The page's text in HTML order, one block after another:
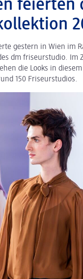
feierten
gestern in Wien im
dm friseurstudio.
die Looks in
150 Friseurstudios.